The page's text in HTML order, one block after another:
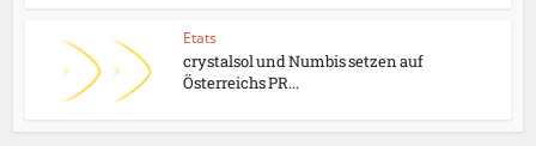
Etats
crystalsol und Numbis setzen auf
Österreichs PR...